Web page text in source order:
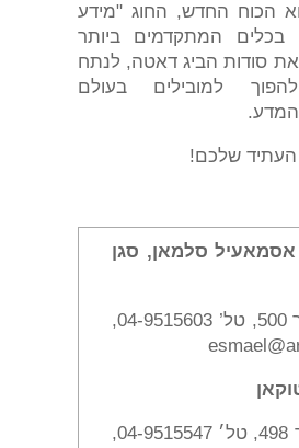
הכוח החדש, החוג "מידע
בכלים המתקדמים ביותר
סודות הביג דאטה, לנתח
למובילים בעולם
העתיד שלכם!
סלמאן, סגן
קמפוס ראשי, חדר 500, טל’ 04-9515603,
קמפוס ראשי, חדר 498, טל׳ 04-9515547,